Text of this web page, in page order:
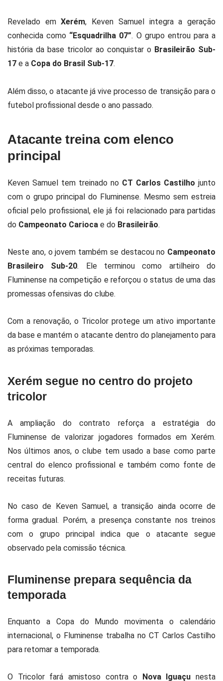
Revelado emXerém, Keven Samuel integra a geração
conhecida como “Esquadrilha 07”. O grupo entrou para a
história da base tricolor ao conquistar o Brasileirão Sub-
17 e a Copa do Brasil Sub-17.
Além disso, o atacante já vive processo de transição para o
futebol profissional desde o ano passado.
Atacante treina com elenco
principal
Keven Samuel tem treinado no CT Carlos Castilho junto
com o grupo principal do Fluminense. Mesmo sem estreia
oficial pelo profissional, ele já foi relacionado para partidas
do Campeonato Carioca e do Brasileirão.
Neste ano, o jovem também se destacou no Campeonato
Brasileiro Sub-20. Ele terminou como artilheiro do
Fluminense na competição e reforçou o status de uma das
promessas ofensivas do clube.
Com a renovação, o Tricolor protege um ativo importante
da base e mantém o atacante dentro do planejamento para
as próximas temporadas.
Xerém segue no centro do projeto
tricolor
A ampliação do contrato reforça a estratégia do
Fluminense de valorizar jogadores formados em Xerém.
Nos últimos anos, o clube tem usado a base como parte
central do elenco profissional e também como fonte de
receitas futuras.
No caso de Keven Samuel, a transição ainda ocorre de
forma gradual. Porém, a presença constante nos treinos
com o grupo principal indica que o atacante segue
observado pela comissão técnica.
Fluminense prepara sequência da
temporada
Enquanto a Copa do Mundo movimenta o calendário
internacional, o Fluminense trabalha no CT Carlos Castilho
para retomar a temporada.
O Tricolor fará amistoso contra o Nova Iguaçu nesta